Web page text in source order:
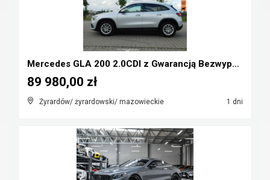
Mercedes GLA 200 2.0CDI z Gwarancją Bezwypadkowy
Żyrardów/ żyrardowski/ mazowieckie 1 dni
89 980,00 zł